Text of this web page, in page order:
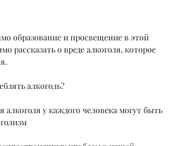
рассказать о вреде алкоголя, которое
алкоголь?
у каждого человека могут быть